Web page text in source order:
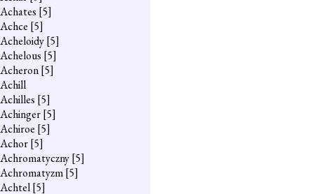
Achates [5]
Achce [5]
Acheloidy[5]
Achelous [5]
Acheron[5]
Achill
Achilles [5]
Achinger[5]
Achiroe [5]
Achor[5]
Achromatyczny[5]
Achromatyzm[5]
Achtel[5]